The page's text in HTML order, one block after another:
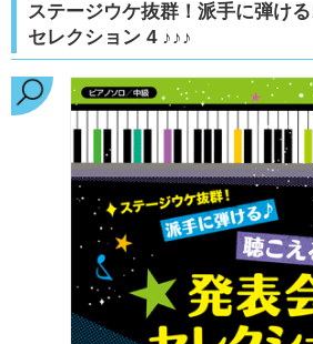
ステージウケ抜群！派手に弾け
セレクション 4 ♪♪♪